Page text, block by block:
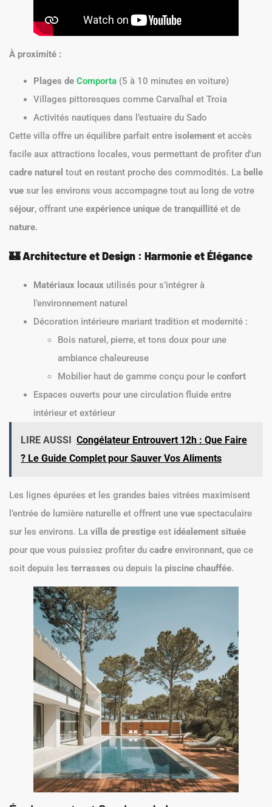
À proximité :
Plages de Comporta (5 à 10 minutes en voiture)
Villages pittoresques comme Carvalhal et Troia
Activités nautiques dans l’estuaire du Sado
Cette villa offre un équilibre parfait entre isolement et accès
facile aux attractions locales, vous permettant de profiter d’un
cadre naturel tout en restant proche des commodités. La belle
vue sur les environs vous accompagne tout au long de votre
séjour, offrant une expérience unique de tranquillité et de
nature.
🏰Architecture et Design : Harmonie et Élégance
Matériaux locaux utilisés pour s’intégrer à
l’environnement naturel
Décoration intérieure mariant tradition et modernité :
Bois naturel, pierre, et tons doux pour une
ambiance chaleureuse
Mobilier haut de gamme conçu pour le confort
Espaces ouverts pour une circulation fluide entre
intérieur et extérieur
LIRE AUSSI Congélateur Entrouvert 12h : Que Faire
? Le Guide Complet pour Sauver Vos Aliments
Les lignes épurées et les grandes baies vitrées maximisent
l’entrée de lumière naturelle et offrent une vue spectaculaire
sur les environs. La villa de prestige est idéalement située
pour que vous puissiez profiter du cadre environnant, que ce
soit depuis les terrasses ou depuis la piscine chauffée.